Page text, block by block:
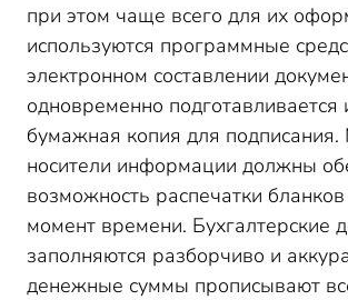
при этом чаще всего для их
используются программные
электронном составлении
одновременно подготавливается
бумажная копия для
носители информации должны
возможность распечатки
момент времени. Бухгалтерские
заполняются разборчиво и
денежные суммы прописывают